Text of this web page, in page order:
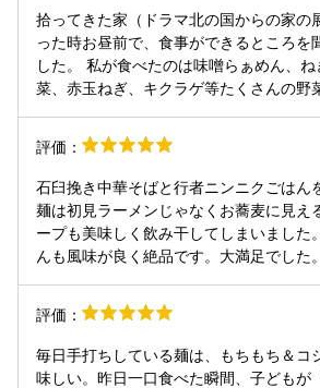
味かったです。
ん草の甘みと鮮やかな風味、キクラゲの
スープを見事に引き立て、一杯の完成度
す。 観光の途中で立ち寄ったつもりが、
るためだけに富良野を再訪したくなるほ
た。富良野を訪れる方にはぜひ味わって
拾ってきた家（ドラマ北の国からの家の
った時お昼前で、食事ができるところを
した。 私が食べたのは味噌らぁめん、
菜、赤玉ねぎ、キクラゲ等たくさんの野
しかったです。麺はもちろん、スープも
足でした。
評価：
石臼挽き中華そばと行者ニンニクごはん
麺は初見ラーメンじゃなくお蕎麦に見え
ープも美味しく飲み干してしまいました
んも風味が良く絶品です。大満足でした。
評価：
毎日手打ちしている麺は、もちもち＆コ
味しい。昨日一口食べた瞬間、子どもが